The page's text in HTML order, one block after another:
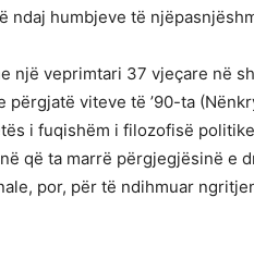
ndaj humbjeve të
një veprimtari 37 vjeçare në
përgjatë viteve të ’90-ta
i fuqishëm i filozofisë
që ta marrë përgjegjësinë e
por, për të ndihmuar